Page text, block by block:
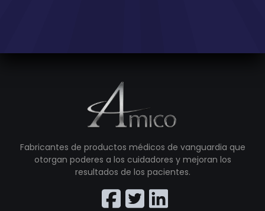
Fabricantes de productos médicos de vanguardia que
otorgan poderes a los cuidadores y mejoran los
resultados de los pacientes.